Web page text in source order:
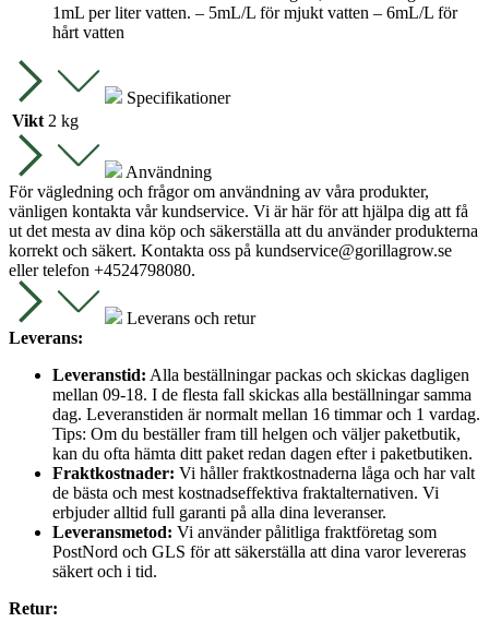
1mL per liter vatten. – 5mL/L för mjukt vatten – 6mL/L för
hårt vatten
Specifikationer
Vikt 2 kg
Användning
För vägledning och frågor om användning av våra produkter,
vänligen kontakta vår kundservice. Vi är här för att hjälpa dig att få
ut det mesta av dina köp och säkerställa att du använder produkterna
korrekt och säkert. Kontakta oss på kundservice@gorillagrow.se
eller telefon +4524798080.
Leverans och retur
Leverans:
Leveranstid: Alla beställningar packas och skickas dagligen
mellan 09-18. I de flesta fall skickas alla beställningar samma
dag. Leveranstiden är normalt mellan 16 timmar och 1 vardag.
Tips: Om du beställer fram till helgen och väljer paketbutik,
kan du ofta hämta ditt paket redan dagen efter i paketbutiken.
Fraktkostnader: Vi håller fraktkostnaderna låga och har valt
de bästa och mest kostnadseffektiva fraktalternativen. Vi
erbjuder alltid full garanti på alla dina leveranser.
Leveransmetod: Vi använder pålitliga fraktföretag som
PostNord och GLS för att säkerställa att dina varor levereras
säkert och i tid.
Retur: